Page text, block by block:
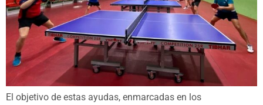
El objetivo de estas ayudas, enmarcadas en los